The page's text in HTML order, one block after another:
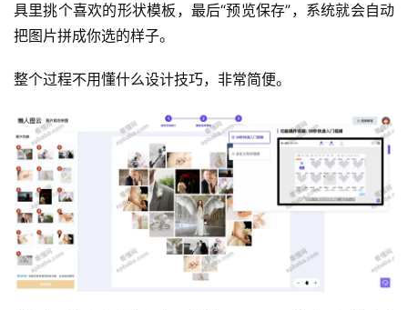
具里挑个喜欢的形状模板，最后“预览保存”，系统就会自动
把图片拼成你选的样子。
整个过程不用懂什么设计技巧，非常简便。